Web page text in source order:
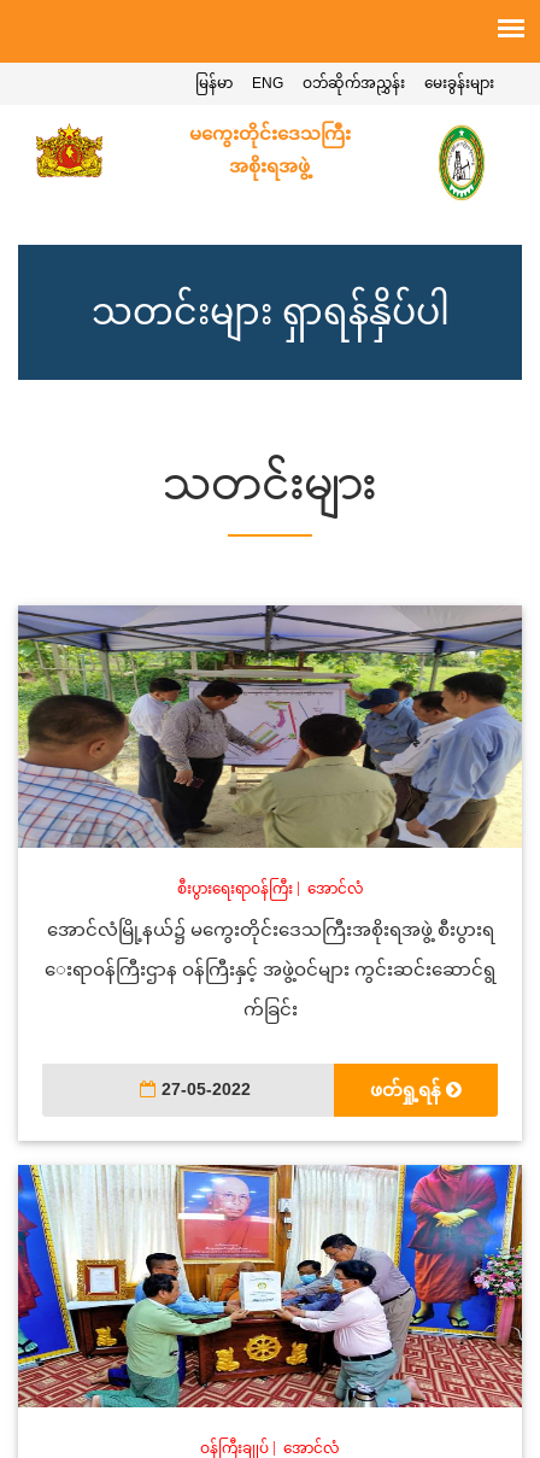
မေးခွန်းများ
ဝဘ်ဆိုက်အညွှန်း
ENG
မြန်မာ
မကွေးတိုင်းဒေသကြီး
အစိုးရအဖွဲ့
သတင်းများ ရှာရန်နှိပ်ပါ
သတင်းများ
စီးပွားရေးရာဝန်ကြီး| အောင်လံ
အောင်လံမြို့နယ်၌ မကွေးတိုင်းဒေသကြီးအစိုးရအဖွဲ့ စီးပွားရ
ေးရာဝန်ကြီးဌာန ဝန်ကြီးနှင့် အဖွဲ့ဝင်များ ကွင်းဆင်းဆောင်ရွ
က်ခြင်း
27-05-2022 ဖတ်ရှု့ရန်
ဝန်ကြီးချုပ် အောင်လံ